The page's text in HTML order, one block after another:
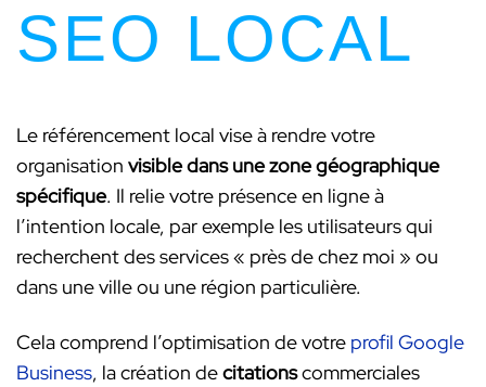
SEO LOCAL
Le référencement local vise à rendre votre
organisation visible dans une zone géographique
spécifique. Il relie votre présence en ligne à
l’intention locale, par exemple les utilisateurs qui
recherchent des services « près de chez moi » ou
dans une ville ou une région particulière.
Cela comprend l’optimisation de votre profil Google
Business, la création decitationscommerciales